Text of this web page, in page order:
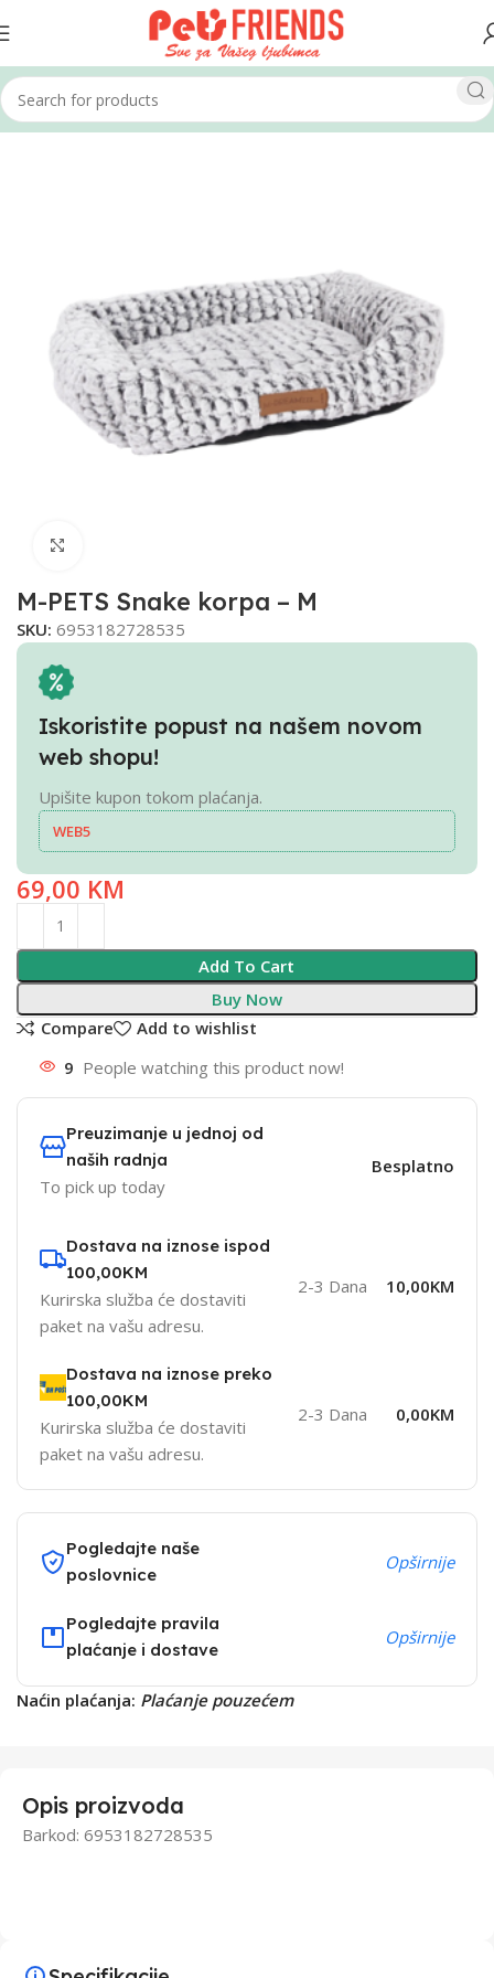
Home Psi Kreveti
M-PETS Snake korpa – M
SKU: 6953182728535
Iskoristite popust na našem novom
web shopu!
Upišite kupon tokom plaćanja.
WEB5
69,00 KM
Add To Cart
Buy Now
Compare
Add to wishlist
9 People watching this product now!
Preuzimanje u jednoj od
naših radnja
To pick up today
Besplatno
Dostava na iznose ispod
100,00KM
Kurirska služba će dostaviti
paket na vašu adresu.
2-3 Dana 10,00KM
Dostava na iznose preko
100,00KM
Kurirska služba će dostaviti
paket na vašu adresu.
2-3 Dana 0,00KM
Pogledajte naše
poslovnice
Opširnije
Pogledajte pravila
plaćanje i dostave
Opširnije
Naćin plaćanja: Plaćanje pouzećem
Opis proizvoda
Barkod: 6953182728535